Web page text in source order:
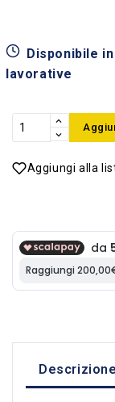
Disponibile
lavorative
Aggiungi alla
Descrizione